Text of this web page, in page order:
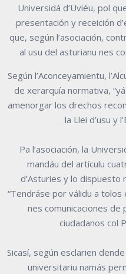
Universidá d’Uviéu, pol
presentación y receición
que, según l’asociación,
al usu del asturianu nes
Según l’Aconceyamientu,
de xerarquía normativa,
amenorgar los drechos
la Llei d’usu y
Pa l’asociación, la
mandáu del artículu
d’Asturies y lo dispuesto
“Tendráse por válidu a tolos
nes comunicaciones
ciudadanos col
Sicasí, según esclarien
universitariu namás